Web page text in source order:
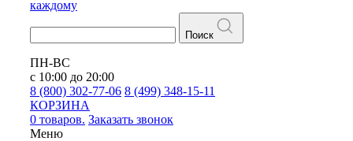
каждому
Поиск
ПН-ВС
с 10:00 до 20:00
8 (800) 302-77-06 8 (499) 348-15-11
КОРЗИНА
0 товаров. Заказать звонок
Меню